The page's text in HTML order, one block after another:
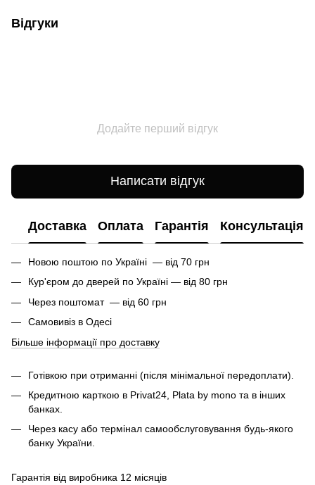
Відгуки
Додайте перший відгук
Написати відгук
Доставка Оплата Гарантія Консультація
Новою поштою по Україні — від 70 грн
Кур'єром до дверей по Україні — від 80 грн
Через поштомат — від 60 грн
Самовивіз в Одесі
Більше інформації про доставку
Готівкою при отриманні (після мінімальної передоплати).
Кредитною карткою в Privat24, Plata by mono та в інших
банках.
Через касу або термінал самообслуговування будь-якого
банку України.
Гарантія від виробника 12 місяців